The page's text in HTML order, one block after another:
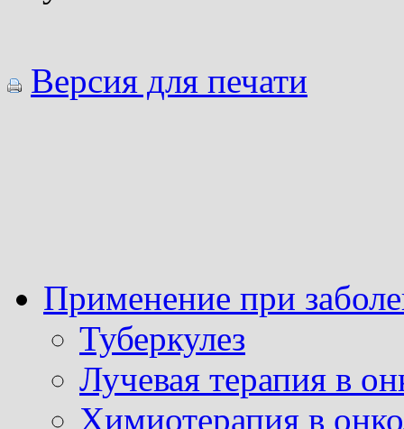
Версия для печати
Применение при
Туберкулез
Лучевая терапия в
Химиотерапия в